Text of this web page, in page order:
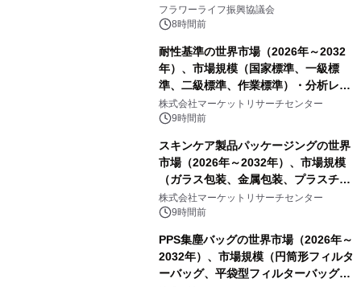
山・射水で開催
フラワーライフ振興協議会
8時間前
耐性基準の世界市場（2026年～2032
年）、市場規模（国家標準、一級標
準、二級標準、作業標準）・分析レポ
ートを発表
株式会社マーケットリサーチセンター
9時間前
スキンケア製品パッケージングの世界
市場（2026年～2032年）、市場規模
（ガラス包装、金属包装、プラスチッ
ク包装、その他）・分析レポートを発
表
株式会社マーケットリサーチセンター
9時間前
PPS集塵バッグの世界市場（2026年～
2032年）、市場規模（円筒形フィルタ
ーバッグ、平袋型フィルターバッグ、